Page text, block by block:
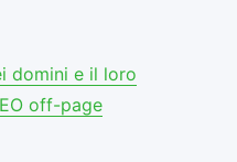
domini e il loro
off-page